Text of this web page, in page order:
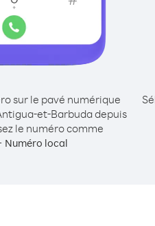
sur le pavé numérique
et-Barbuda depuis
le numéro comme
Numéro local